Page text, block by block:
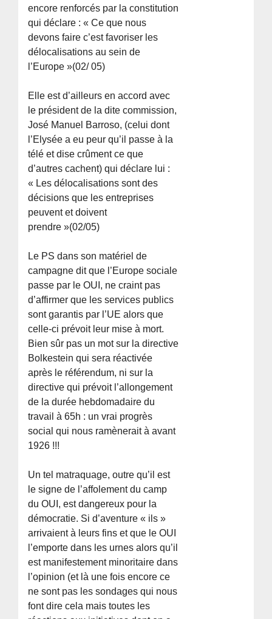
encore renforcés par la constitution
qui déclare : « Ce que nous
devons faire c’est favoriser les
délocalisations au sein de
l’Europe »(02/ 05)
Elle est d’ailleurs en accord avec
le président de la dite commission,
José Manuel Barroso, (celui dont
l’Elysée a eu peur qu’il passe à la
télé et dise crûment ce que
d’autres cachent) qui déclare lui :
« Les délocalisations sont des
décisions que les entreprises
peuvent et doivent
prendre »(02/05)
Le PS dans son matériel de
campagne dit que l’Europe sociale
passe par le OUI, ne craint pas
d’affirmer que les services publics
sont garantis par l’UE alors que
celle-ci prévoit leur mise à mort.
Bien sûr pas un mot sur la directive
Bolkestein qui sera réactivée
après le référendum, ni sur la
directive qui prévoit l’allongement
de la durée hebdomadaire du
travail à 65h : un vrai progrès
social qui nous ramènerait à avant
1926 !!!
Un tel matraquage, outre qu’il est
le signe de l’affolement du camp
du OUI, est dangereux pour la
démocratie. Si d’aventure « ils »
arrivaient à leurs fins et que le OUI
l’emporte dans les urnes alors qu’il
est manifestement minoritaire dans
l’opinion (et là une fois encore ce
ne sont pas les sondages qui nous
font dire cela mais toutes les